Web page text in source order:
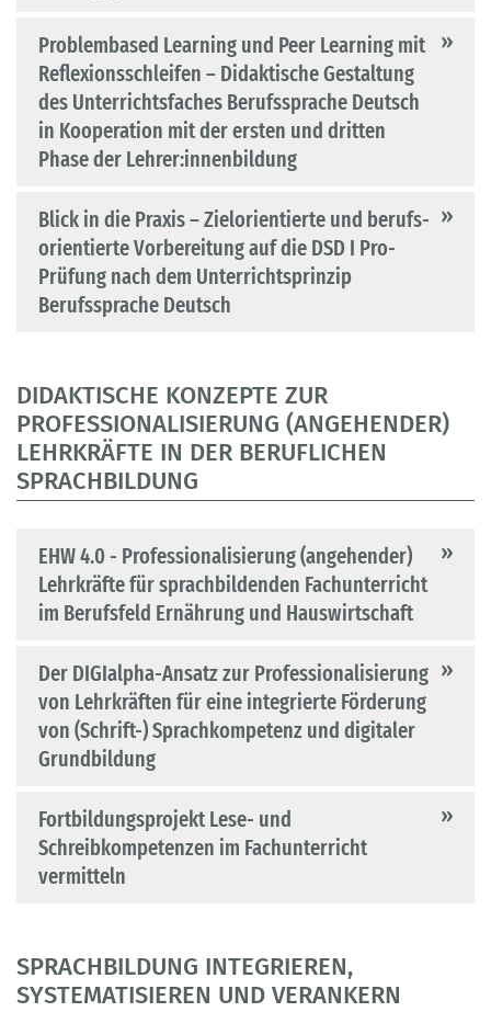
Problembased Learning und Peer Learning mit
Reflexionsschleifen – Didaktische Gestaltung
des Unterrichtsfaches Berufssprache Deutsch
in Kooperation mit der ersten und dritten
Phase der Lehrer:innenbildung
Blick in die Praxis – Zielorientierte und berufs-
orientierte Vorbereitung auf die DSD I Pro-
Prüfung nach dem Unterrichtsprinzip
Berufssprache Deutsch
DIDAKTISCHE KONZEPTE ZUR
PROFESSIONALISIERUNG (ANGEHENDER)
LEHRKRÄFTE IN DER BERUFLICHEN
SPRACHBILDUNG
EHW 4.0 - Professionalisierung (angehender)
Lehrkräfte für sprachbildenden Fachunterricht
im Berufsfeld Ernährung und Hauswirtschaft
Der DIGIalpha-Ansatz zur Professionalisierung
von Lehrkräften für eine integrierte Förderung
von (Schrift-) Sprachkompetenz und digitaler
Grundbildung
Fortbildungsprojekt Lese- und
Schreibkompetenzen im Fachunterricht
vermitteln
SPRACHBILDUNG INTEGRIEREN,
SYSTEMATISIEREN UND VERANKERN